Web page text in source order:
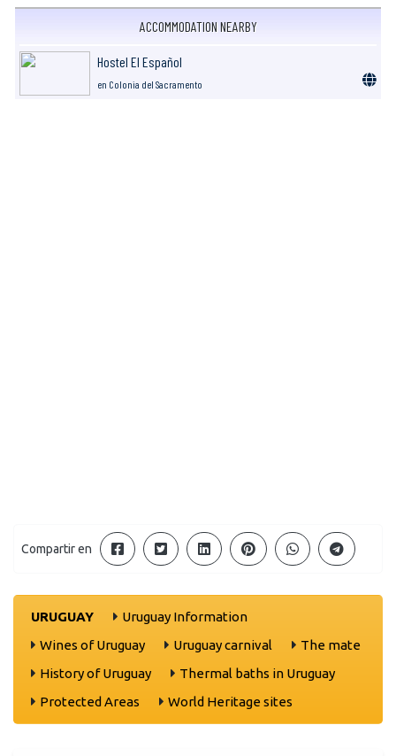
ACCOMMODATION NEARBY
Hostel El Español
en Colonia del Sacramento
Compartir en
URUGUAY
Uruguay Information
Wines of Uruguay
Uruguay carnival
The mate
History of Uruguay
Thermal baths in Uruguay
Protected Areas
World Heritage sites